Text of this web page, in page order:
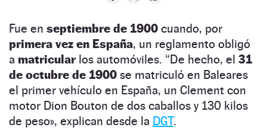
Fue en septiembre de 1900 cuando, por
primera vez en España, un reglamento obligó
a matricular los automóviles. “De hecho, el 31
de octubre de 1900 se matriculó en Baleares
el primer vehículo en España, un Clement con
motor Dion Bouton de dos caballos y 130 kilos
de peso», explican desde la DGT.